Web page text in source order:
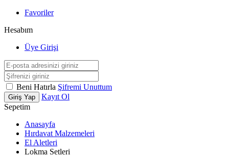
Favoriler
Hesabım
Üye Girişi
Beni Hatırla Şifremi Unuttum
Giriş Yap
Kayıt Ol
Sepetim
Anasayfa
Hırdavat Malzemeleri
El Aletleri
Lokma Setleri